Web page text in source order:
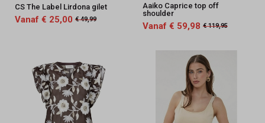
CS The Label Lirdona gilet
Vanaf € 25,00 € 49,99
Aaiko Caprice top off
shoulder
Vanaf € 59,98 € 119,95